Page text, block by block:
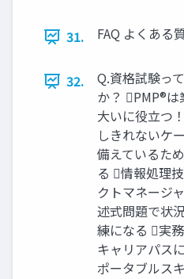
31. FAQ よくある
32.
Q.資格試験っ
か？ PMP®
大いに役立つ
しきれないケ
備えているた
る 情報処理
クトマネージ
述式問題で状
練になる 実
キャリアパス
ポータブルス